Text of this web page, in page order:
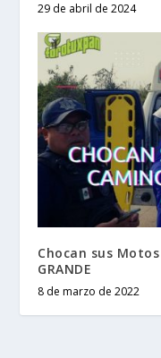
29 de abril de 2024
Chocan sus Motos
GRANDE
8 de marzo de 2022